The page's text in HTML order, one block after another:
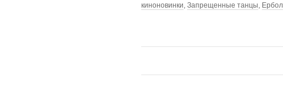
киноновинки,Запрещенные танцы,